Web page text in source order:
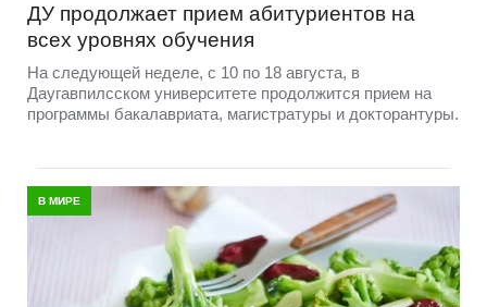
ДУ продолжает прием абитуриентов на
всех уровнях обучения
На следующей неделе, с 10 по 18 августа, в
Даугавпилсском университете продолжится прием на
программы бакалавриата, магистратуры и докторантуры.
В МИРЕ